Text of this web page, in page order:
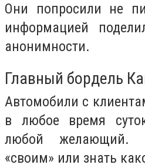
Они попросили не
информацией
анонимности.
Главный бордель
Автомобили с
в любое время
любой желающий.
«своим» или знать